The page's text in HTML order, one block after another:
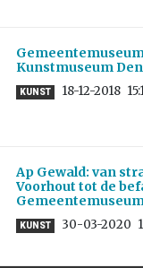
Kunstmuseum
KUNST 18-12-2018
Ap Gewald: van
Voorhout tot de
KUNST 30-03-2020